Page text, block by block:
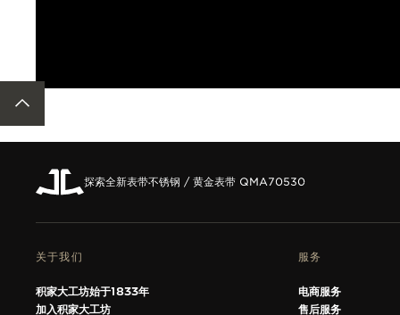
ACCESSIBILITY.BACKTOTOP
探索全新表带不锈钢 / 黄金表带 QMA70530
关于我们
积家大工坊始于1833年
加入积家大工坊
服务
电商服务
售后服务